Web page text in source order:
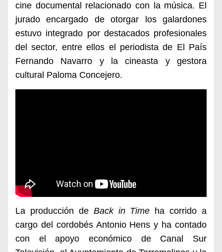
cine documental relacionado con la música. El
jurado encargado de otorgar los galardones
estuvo integrado por destacados profesionales
del sector, entre ellos el periodista de El País
Fernando Navarro y la cineasta y gestora
cultural Paloma Concejero.
La producción de Back in Time ha corrido a
cargo del cordobés Antonio Hens y ha contado
con el apoyo económico de Canal Sur